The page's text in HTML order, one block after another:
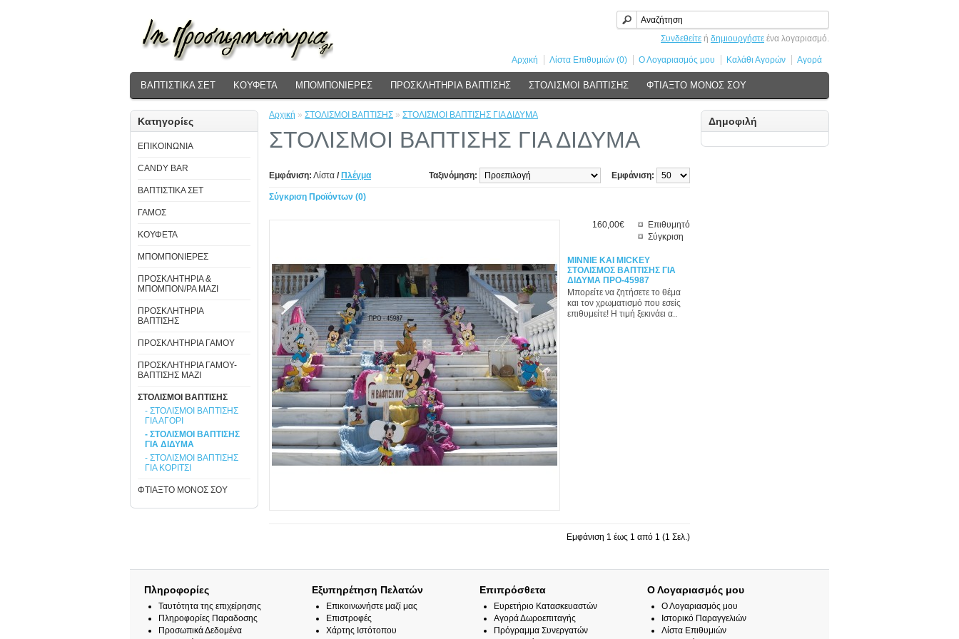
Συνδεθείτε ή δημιουργήστε ένα λογαριασμό.
Αρχική Λίστα Επιθυμιών (0) Ο Λογαριασμός μου Καλάθι Αγορών Αγορά
ΒΑΠΤΙΣΤΙΚΑ ΣΕΤ ΚΟΥΦΕΤΑ ΜΠΟΜΠΟΝΙΕΡΕΣ ΠΡΟΣΚΛΗΤΗΡΙΑ ΒΑΠΤΙΣΗΣ ΣΤΟΛΙΣΜΟΙ ΒΑΠΤΙΣΗΣ ΦΤΙΑΞΤΟ ΜΟΝΟΣ ΣΟΥ
Κατηγορίες
ΕΠΙΚΟΙΝΩΝΙΑ
CANDY BAR
ΒΑΠΤΙΣΤΙΚΑ ΣΕΤ
ΓΑΜΟΣ
ΚΟΥΦΕΤΑ
ΜΠΟΜΠΟΝΙΕΡΕΣ
ΠΡΟΣΚΛΗΤΗΡΙΑ &
ΜΠΟΜΠΟΝ/ΡΑ ΜΑΖΙ
ΠΡΟΣΚΛΗΤΗΡΙΑ
ΒΑΠΤΙΣΗΣ
ΠΡΟΣΚΛΗΤΗΡΙΑ ΓΑΜΟΥ
ΠΡΟΣΚΛΗΤΗΡΙΑ ΓΑΜΟΥ-
ΒΑΠΤΙΣΗΣ ΜΑΖΙ
ΣΤΟΛΙΣΜΟΙ ΒΑΠΤΙΣΗΣ
- ΣΤΟΛΙΣΜΟΙ ΒΑΠΤΙΣΗΣ
ΓΙΑ ΑΓΟΡΙ
- ΣΤΟΛΙΣΜΟΙ ΒΑΠΤΙΣΗΣ
ΓΙΑ ΔΙΔΥΜΑ
- ΣΤΟΛΙΣΜΟΙ ΒΑΠΤΙΣΗΣ
ΓΙΑ ΚΟΡΙΤΣΙ
ΦΤΙΑΞΤΟ ΜΟΝΟΣ ΣΟΥ
Δημοφιλή
Αρχική » ΣΤΟΛΙΣΜΟΙ ΒΑΠΤΙΣΗΣ » ΣΤΟΛΙΣΜΟΙ ΒΑΠΤΙΣΗΣ ΓΙΑ ΔΙΔΥΜΑ
ΣΤΟΛΙΣΜΟΙ ΒΑΠΤΙΣΗΣ ΓΙΑ ΔΙΔΥΜΑ
Εμφάνιση: Λίστα / Πλέγμα Εμφάνιση:
Ταξινόμηση:
Σύγκριση Προϊόντων (0)
Επιθυμητό
Σύγκριση
160,00€
MINNIE ΚΑΙ ΜΙCKEY
ΣΤΟΛΙΣΜΟΣ ΒΑΠΤΙΣΗΣ ΓΙΑ
ΔΙΔΥΜΑ ΠΡΟ-45987
Μπορείτε να ζητήσετε το θέμα
και τον χρωματισμό που εσείς
επιθυμείτε! Η τιμή ξεκινάει α..
Εμφάνιση 1 έως 1 από 1 (1 Σελ.)
Πληροφορίες
Ταυτότητα της επιχείρησης
Πληροφορίες Παραδοσης
Προσωπικά Δεδομένα
Εξυπηρέτηση Πελατών
Επικοινωνήστε μαζί μας
Επιστροφές
Χάρτης Ιστότοπου
Επιπρόσθετα
Ευρετήριο Κατασκευαστών
Αγορά Δωροεπιταγής
Πρόγραμμα Συνεργατών
Ο Λογαριασμός μου
Ο Λογαριασμός μου
Ιστορικό Παραγγελιών
Λίστα Επιθυμιών